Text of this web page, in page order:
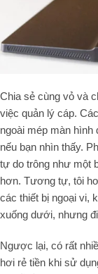
Chia sẻ cùng vỏ và
việc quản lý cáp.
ngoài mép màn
nếu bạn nhìn thấy.
tự do trông như một
hơn. Tương tự, tôi
các thiết bị ngoại vi,
xuống dưới, nhưng
Ngược lại, có rất
hơi rẻ tiền khi sử